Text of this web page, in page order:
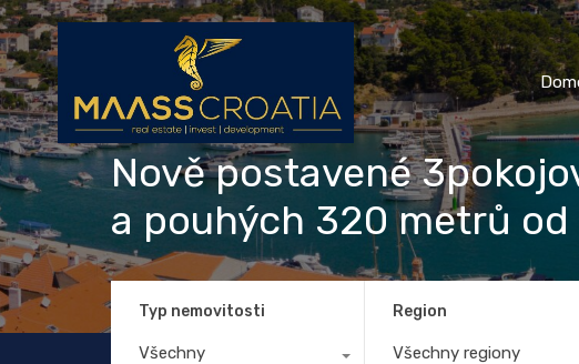
Nově postavené
a pouhých 320 metrů od
Typ nemovitosti
Všechny
Region
Všechny regiony